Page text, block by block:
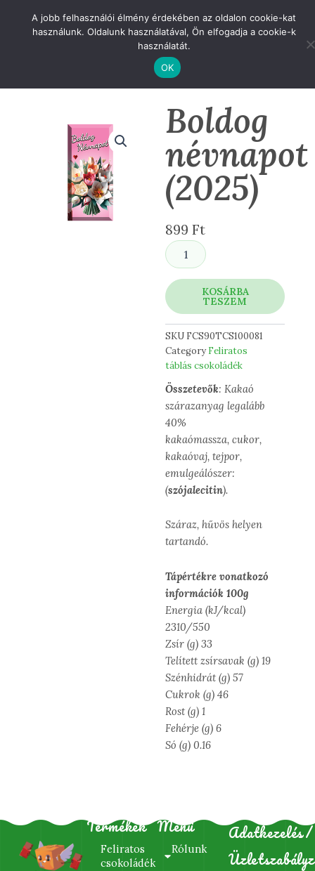
Boldog
névnapot
(2025)
899Ft
Boldog
névnapot
mennyiségKOSÁRBA
TESZEM
SKU FCS90TCS100081
Category Feliratos
táblás csokoládék
Összetevők: Kakaó
szárazanyag legalább
40%
kakaómassza, cukor,
kakaóvaj, tejpor,
emulgeálószer:
(szójalecitin).
Száraz, hűvös helyen
tartandó.
Tápértékre vonatkozó
információk 100g
Energia (kJ/kcal)
2310/550
Zsír (g) 33
Telített zsírsavak (g) 19
Szénhidrát (g) 57
Cukrok (g) 46
Rost (g) 1
Fehérje (g) 6
Só (g) 0.16
Termékek
Feliratos
csokoládék
Menü
Rólunk
Adatkezelés/
A jobb felhasználói élmény érdekében az oldalon cookie-kat
használunk. Oldalunk használatával, Ön elfogadja a cookie-k
használatát.
OK